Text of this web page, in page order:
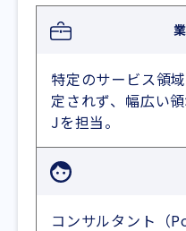
特定のサービス領
定されず、幅広い
Jを担当。
コンサルタント（